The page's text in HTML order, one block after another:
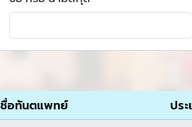
ชื่อทันตแพทย์ ประ